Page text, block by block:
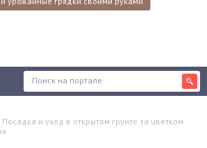
Посадка и уход в открытом грунте за цветком